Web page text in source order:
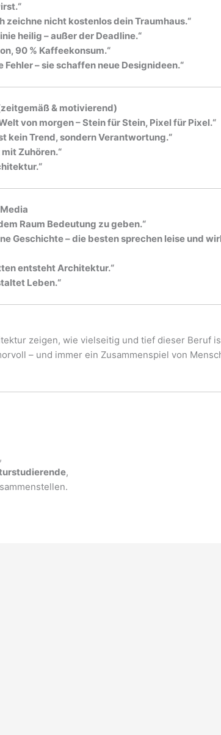
zeichne nicht kostenlos dein Traumhaus.“
heilig – außer der Deadline.“
90 % Kaffeekonsum.“
– sie schaffen neue Designideen.“
& motivierend)
von morgen – Stein für Stein, Pixel für Pixel.“
kein Trend, sondern Verantwortung.“
Zuhören.“
Raum Bedeutung zu geben.“
Geschichte – die besten sprechen leise und
entsteht Architektur.“
Leben.“
zeigen, wie vielseitig und tief dieser Beruf
– und immer ein Zusammenspiel von
,
,